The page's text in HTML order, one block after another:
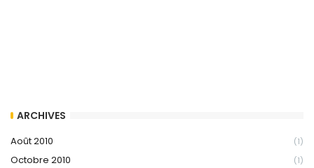
ARCHIVES
Août 2010 (1)
Octobre 2010 (1)